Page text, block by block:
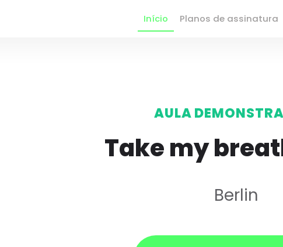
Início Planos de assinatura
AULA
Take my
Berlin